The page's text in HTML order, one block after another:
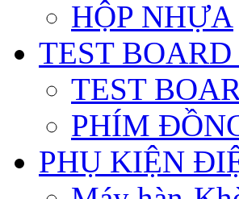
HỘP NHỰA
TEST
TEST
PHÍM
PHỤ KIỆN